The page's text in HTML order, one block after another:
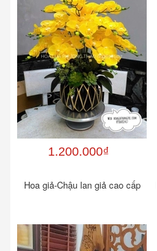
1.200.000₫
Hoa giả-Chậu lan giả cao cấp